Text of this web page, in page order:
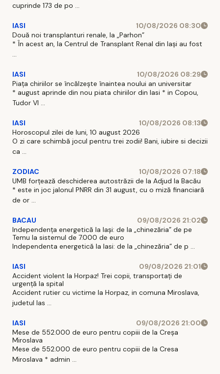
cuprinde 173 de po ...
IASI
10/08/2026 08:30
Două noi transplanturi renale, la „Parhon”
* În acest an, la Centrul de Transplant Renal din Iaşi au fost
IASI
10/08/2026 08:29
Piața chiriilor se încălzește înaintea noului an universitar
* august aprinde din nou piata chiriilor din Iasi * in Copou,
Tudor Vl ...
IASI
10/08/2026 08:13
Horoscopul zilei de luni, 10 august 2026
O zi care schimbă jocul pentru trei zodii! Bani, iubire si decizii
ca ...
ZODIAC
10/08/2026 07:18
UMB forțează deschiderea autostrăzii de la Adjud la Bacău
* este in joc jalonul PNRR din 31 august, cu o miză financiară
de or ...
BACAU
09/08/2026 21:02
Independența energetică la Iași: de la „chinezăria” de pe
Temu la sistemul de 7.000 de euro
Independenta energetică la Iasi: de la „chinezăria” de p ...
IASI
09/08/2026 21:01
Accident violent la Horpaz! Trei copii, transportați de
urgență la spital
Accident rutier cu victime la Horpaz, in comuna Miroslava,
judetul Ias ...
IASI
09/08/2026 21:00
Mese de 552.000 de euro pentru copiii de la Creșa
Miroslava
Mese de 552.000 de euro pentru copiii de la Cresa
Miroslava * admin ...